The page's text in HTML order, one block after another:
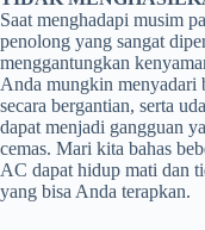
Saat menghadapi musim
penolong yang sangat
menggantungkan
Anda mungkin menyadari
secara bergantian, serta
dapat menjadi gangguan
cemas. Mari kita bahas
AC dapat hidup mati dan
yang bisa Anda terapkan.